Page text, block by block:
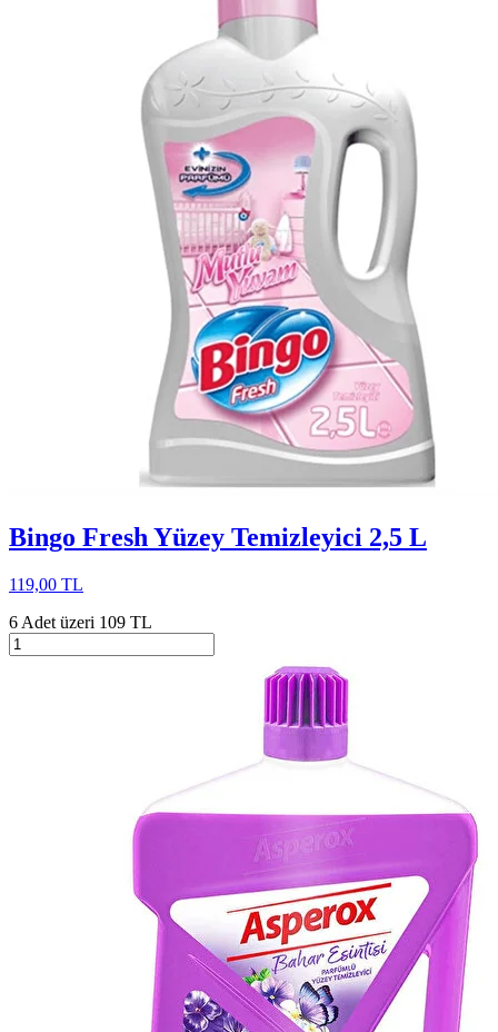
Bingo Fresh Yüzey Temizleyici 2,5 L
119,00 TL
6 Adet üzeri 109 TL